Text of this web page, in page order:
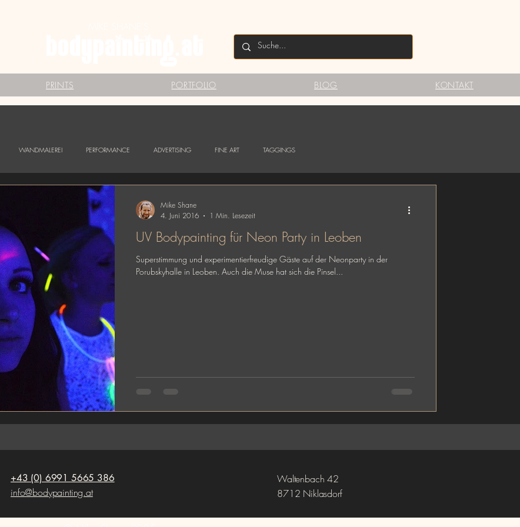
PRINTS PORTFOLIO BLOG KONTAKT
WANDMALEREI PERFORMANCE ADVERTISING FINE ART TAGGINGS
UV Bodypainting für Neon Party in Leoben
Superstimmung und experimentierfreudige Gäste auf der Neonparty in der
Porubskyhalle in Leoben. Auch die Muse hat sich die Pinsel...
Mike Shane
4. Juni 2016
1 Min. Lesezeit
+43 (0) 6991 5665 386
info@bodypainting.at
Waltenbach 42
8712 Niklasdorf